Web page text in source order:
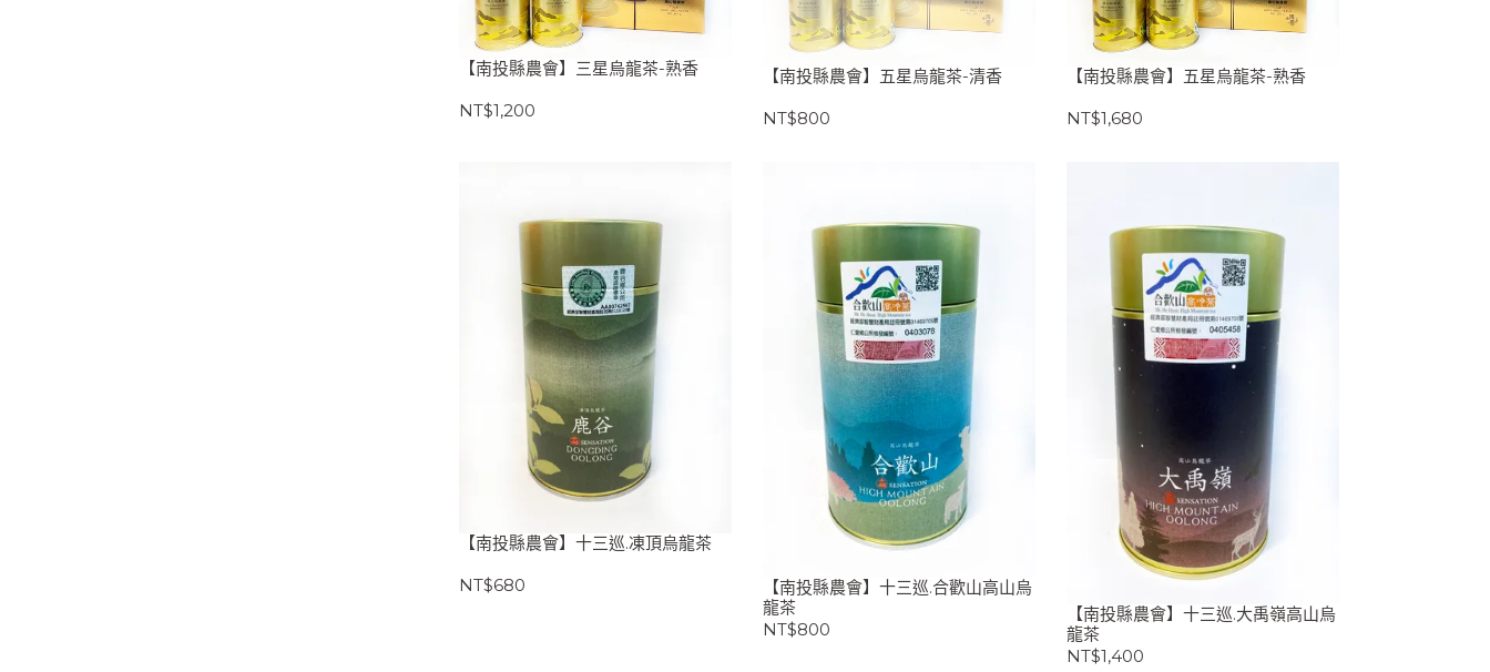
【南投縣農會】三星烏龍茶-熟香
NT$1,200
【南投縣農會】五星烏龍茶-清香
NT$800
【南投縣農會】五星烏龍茶-熟香
NT$1,680
【南投縣農會】十三巡.凍頂烏龍茶
NT$680
【南投縣農會】十三巡.合歡山高山烏
龍茶
NT$800
【南投縣農會】十三巡.大禹嶺高山烏
龍茶
NT$1,400